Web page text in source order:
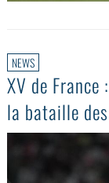
NEWS
XV de
la bataille